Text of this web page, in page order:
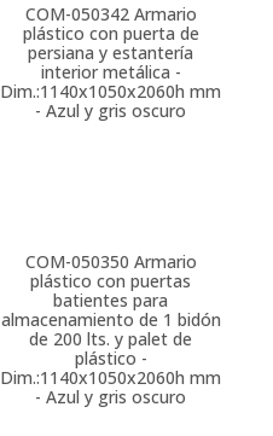
COM-050342 Armario
plástico con puerta de
persiana y estantería
interior metálica -
Dim.:1140x1050x2060h mm
- Azul y gris oscuro
COM-050350 Armario
plástico con puertas
batientes para
almacenamiento de 1 bidón
de 200 lts. y palet de
plástico -
Dim.:1140x1050x2060h mm
- Azul y gris oscuro